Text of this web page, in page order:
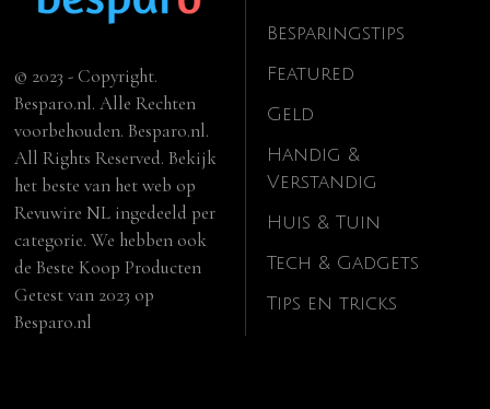
© 2023 - Copyright.
Besparo.nl. Alle Rechten
voorbehouden. Besparo.nl.
All Rights Reserved. Bekijk
het beste van het web op
Revuwire NL ingedeeld per
categorie. We hebben ook
deBeste Koop Producten
Getest van 2023 op
Besparo.nl
Besparingstips
Featured
Geld
Handig &
Verstandig
Huis & Tuin
Tech & Gadgets
Tips en tricks